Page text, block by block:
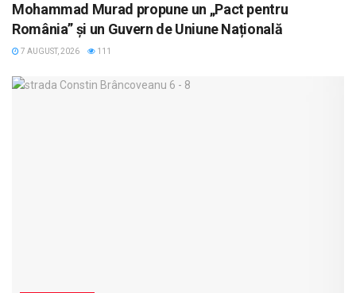
Mohammad Murad propune un „Pact pentru
România” și un Guvern de Uniune Națională
7 AUGUST, 2026 111